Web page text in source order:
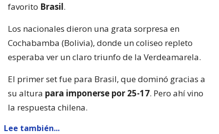
favorito Brasil.
Los nacionales dieron una grata sorpresa en
Cochabamba (Bolivia), donde un coliseo repleto
esperaba ver un claro triunfo de la Verdeamarela.
El primer set fue para Brasil, que dominó gracias a
su altura para imponerse por 25-17. Pero ahí vino
la respuesta chilena.
Lee también...